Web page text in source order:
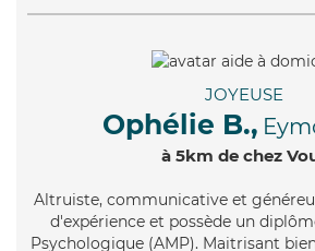
JOYEUSE
Ophélie B.,
à 5km de chez
Altruiste, communicative et
d'expérience et possède un
Psychologique (AMP). Maitrisant